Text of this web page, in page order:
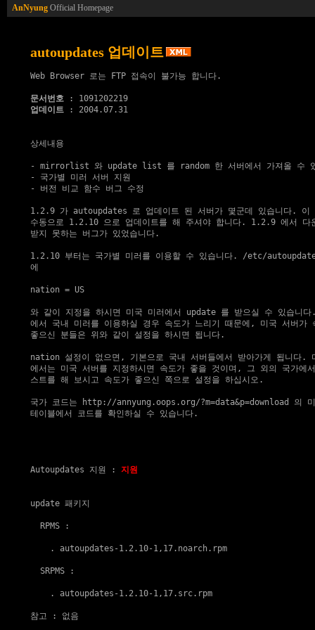
AnNyung Official Homepage
autoupdates 업데이트
Web Browser 로는 FTP 접속이 불가능 합니다.
문서번호
업데이트 : 2004.07.31
상세내용
- mirrorlist 와 update list 를 random 한 서버에서 가져올 수 있
- 국가별 미러 서버 지원
- 버전 비교 함수 버그 수정
1.2.9 가 autoupdates 로 업데이트 된 서버가 몇군데 있습니다. 이
수동으로 1.2.10 으로 업데이트를 해 주셔야 합니다. 1.2.9 에서 다
받지 못하는 버그가 있었습니다.
1.2.10 부터는 국가별 미러를 이용할 수 있습니다. /etc/
에
nation = US
와 같이 지정을 하시면 미국 미러에서 update 를 받으실 수 있습니
에서 국내 미러를 이용하실 경우 속도가 느리기 때문에, 미국 서버가
좋으신 분들은 위와 같이 설정을 하시면 됩니다.
nation 설정이 없으면, 기본으로 국내 서버들에서 받아가게 됩니다.
에서는 미국 서버를 지정하시면 속도가 좋을 것이며, 그 외의 국가에
스트를 해 보시고 속도가 좋으신 쪽으로 설정을 하십시오.
국가 코드는 http://annyung.oops.org/?m=data&p=download
의
테이블에서 코드를 확인하실 수 있습니다.
Autoupdates 지원 : 지원
update 패키지
  RPMS :
    .
autoupdates-1.2.10-1,17.noarch.rpm
  SRPMS :
    .
autoupdates-1.2.10-1,17.src.rpm
참고 : 없음